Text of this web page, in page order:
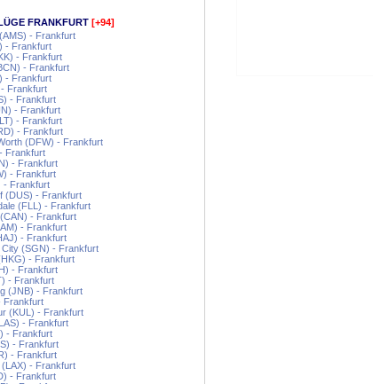
FRANKFURT [+94]
- Frankfurt
- Frankfurt
- Frankfurt
- Frankfurt
- Frankfurt
Frankfurt
- Frankfurt
- Frankfurt
- Frankfurt
- Frankfurt
(DFW) - Frankfurt
Frankfurt
- Frankfurt
- Frankfurt
- Frankfurt
(DUS) - Frankfurt
(FLL) - Frankfurt
- Frankfurt
- Frankfurt
- Frankfurt
City (SGN) - Frankfurt
- Frankfurt
- Frankfurt
- Frankfurt
(JNB) - Frankfurt
Frankfurt
(KUL) - Frankfurt
- Frankfurt
- Frankfurt
- Frankfurt
- Frankfurt
(LAX) - Frankfurt
- Frankfurt